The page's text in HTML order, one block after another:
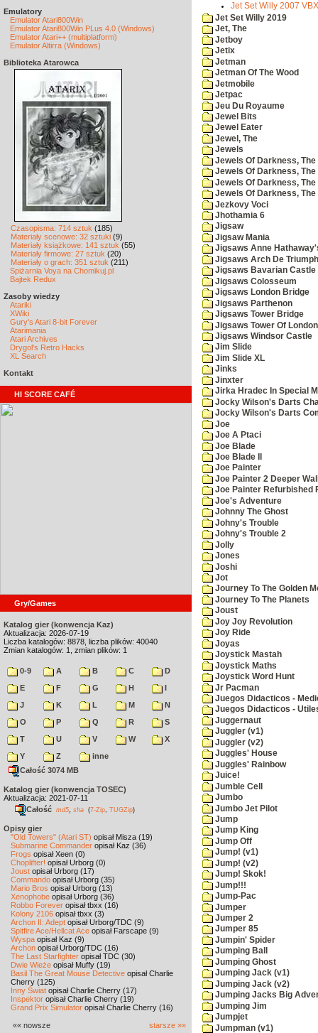
Emulatory
Emulator Atari800Win
Emulator Atari800Win PLus 4.0 (Windows)
Emulator Atari++ (multiplatform)
Emulator Altirra (Windows)
Biblioteka Atarowca
Czasopisma: 714 sztuk (185)
Materiały scenowe: 32 sztuki (9)
Materiały książkowe: 141 sztuk (55)
Materiały firmowe: 27 sztuk (20)
Materiały o grach: 351 sztuk (211)
Spiżarnia Voya na Chomikuj.pl
Bajtek Redux
Zasoby wiedzy
Atariki
XWiki
Gury's Atari 8-bit Forever
Atarimania
Atari Archives
Drygol's Retro Hacks
XL Search
Kontakt
HI SCORE CAFÉ
Gry/Games
Katalog gier (konwencja Kaz)
Aktualizacja: 2026-07-19
Liczba katalogów: 8878, liczba plików: 40040
Zmian katalogów: 1, zmian plików: 1
0-9 A B C
D
E
F G H
I
J
K L M
N
O
P Q R
S
T
U V W
X
Y
Z
inne
Całość 3074 MB
Katalog gier (konwencja TOSEC)
Aktualizacja: 2021-07-11
Całość md5 sha (7-Zip TUGZip)
Opisy gier
"Old Towers" (Atari ST) opisał Misza (19)
Submarine Commander opisał Kaz (36)
Frogs opisał Xeen (0)
Choplifter! opisał Urborg (0)
Joust opisał Urborg (17)
Commando opisał Urborg (35)
Mario Bros opisał Urborg (13)
Xenophobe opisał Urborg (36)
Robbo Forever opisał tbxx (16)
Kolony 2106 opisał tbxx (3)
Archon II: Adept opisał Urborg/TDC (9)
Spitfire Ace/Hellcat Ace opisał Farscape (9)
Wyspa opisał Kaz (9)
Archon opisał Urborg/TDC (16)
The Last Starfighter opisał TDC (30)
Dwie Wieże opisał Muffy (19)
Basil The Great Mouse Detective opisał Charlie
Cherry (125)
Inny Świat opisał Charlie Cherry (17)
Inspektor opisał Charlie Cherry (19)
Grand Prix Simulator opisał Charlie Cherry (16)
«« nowsze starsze »»
Jet Set Willy 2007
Jet Set Willy 2019
Jet, The
Jetboy
Jetix
Jetman
Jetman Of The Wood
Jetmobile
Jetpac
Jeu Du Royaume
Jewel Bits
Jewel Eater
Jewel, The
Jewels
Jewels Of Darkness, The
Jewels Of Darkness,
Jewels Of Darkness,
Jewels Of Darkness,
Jezkovy Voci
Jhothamia 6
Jigsaw
Jigsaw Mania
Jigsaws Anne
Jigsaws Arch De Triumph
Jigsaws Bavarian Castle
Jigsaws Colosseum
Jigsaws London Bridge
Jigsaws Parthenon
Jigsaws Tower Bridge
Jigsaws Tower Of London
Jigsaws Windsor Castle
Jim Slide
Jim Slide XL
Jinks
Jinxter
Jirka Hradec In Special
Jocky Wilson's Darts
Jocky Wilson's Darts
Joe
Joe A Ptaci
Joe Blade
Joe Blade II
Joe Painter
Joe Painter 2 Deeper
Joe Painter Refurbished
Joe's Adventure
Johnny The Ghost
Johny's Trouble
Johny's Trouble 2
Jolly
Jones
Joshi
Jot
Journey To The Golden
Journey To The Planets
Joust
Joy Joy Revolution
Joy Ride
Joyas
Joystick Mastah
Joystick Maths
Joystick Word Hunt
Jr Pacman
Juegos Didacticos -
Juegos Didacticos -
Juggernaut
Juggler (v1)
Juggler (v2)
Juggles' House
Juggles' Rainbow
Juice!
Jumble Cell
Jumbo
Jumbo Jet Pilot
Jump
Jump King
Jump Off
Jump! (v1)
Jump! (v2)
Jump! Skok!
Jump!!!
Jump-Pac
Jumper
Jumper 2
Jumper 85
Jumpin' Spider
Jumping Ball
Jumping Ghost
Jumping Jack (v1)
Jumping Jack (v2)
Jumping Jacks Big
Jumping Jim
Jumpjet
Jumpman (v1)